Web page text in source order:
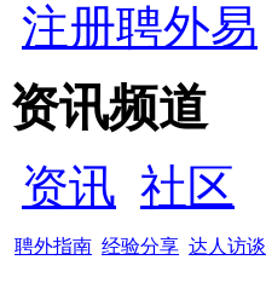
注册聘外易
资讯频道
资讯 社区
聘外指南 经验分享 达人访谈